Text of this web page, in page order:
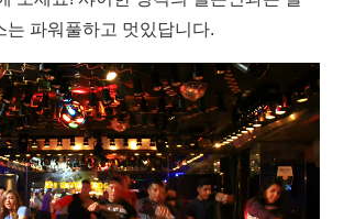
는 파워풀하고 멋있답니다.